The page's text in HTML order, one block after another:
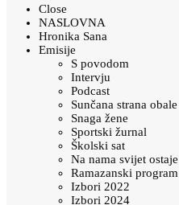
Close
NASLOVNA
Hronika Sana
Emisije
S povodom
Intervju
Podcast
Sunčana strana obale
Snaga žene
Sportski žurnal
Školski sat
Na nama svijet ostaje
Ramazanski program
Izbori 2022
Izbori 2024